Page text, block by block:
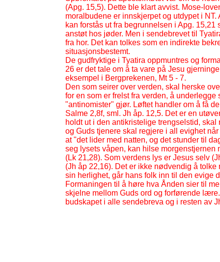
(Apg. 15,5). Dette ble klart avvist. Mose-
moralbudene er innskjerpet og utdypet i
kan forstås ut fra begrunnelsen i Apg.
anstøt hos jøder. Men i sendebrevet til
fra hor. Det kan tolkes som en indirekte
situasjonsbestemt.
De gudfryktige i Tyatira oppmuntres og
26 er det tale om å ta vare på Jesu
eksempel i Bergprekenen, Mt 5 - 7.
Den som seirer over verden, skal herske
for en som er frelst fra verden, å
"antinomister" gjør. Løftet handler om å få
Salme 2,8f, sml. Jh åp. 12,5. Det er en
holdt ut i den antikristelige trengselstid,
og Guds tjenere skal regjere i all evighet
at "det lider med natten, og det stunder til
seg lysets våpen, kan hilse morgenstjernen
(Lk 21,28). Som verdens lys er Jesus selv
(Jh åp 22,16). Det er ikke nødvendig å
sin herlighet, går hans folk inn til den evige
Formaningen til å høre hva Ånden sier til
skjelne mellom Guds ord og forførende
budskapet i alle sendebreva og i resten av